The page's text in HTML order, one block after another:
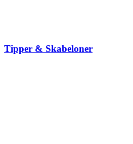
Tipper & Skabeloner